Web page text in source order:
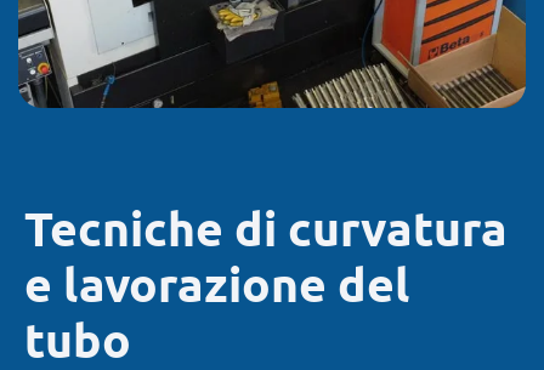
Tecniche di curvatura
e lavorazione del
tubo